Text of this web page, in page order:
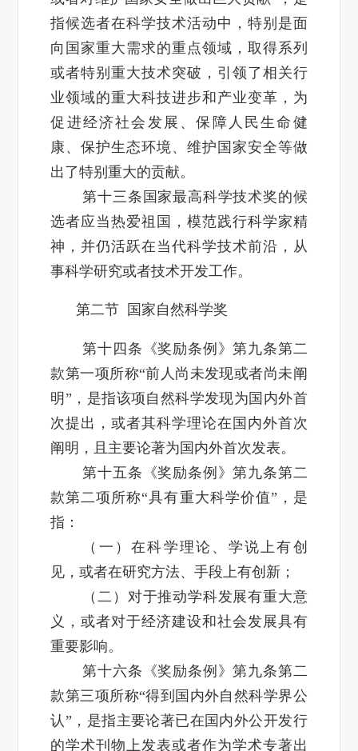
指候选者在科学技术活动中，特别是面
向国家重大需求的重点领域，取得系列
或者特别重大技术突破，引领了相关行
业领域的重大科技进步和产业变革，为
促进经济社会发展、保障人民生命健
康、保护生态环境、维护国家安全等做
出了特别重大的贡献。
第十三条国家最高科学技术奖的候
选者应当热爱祖国，模范践行科学家精
神，并仍活跃在当代科学技术前沿，从
事科学研究或者技术开发工作。
第二节 国家自然科学奖
第十四条《奖励条例》第九条第二
款第一项所称“前人尚未发现或者尚未阐
明”，是指该项自然科学发现为国内外首
次提出，或者其科学理论在国内外首次
阐明，且主要论著为国内外首次发表。
第十五条《奖励条例》第九条第二
款第二项所称“具有重大科学价值”，是
指：
（一）在科学理论、学说上有创
见，或者在研究方法、手段上有创新；
（二）对于推动学科发展有重大意
义，或者对于经济建设和社会发展具有
重要影响。
第十六条《奖励条例》第九条第二
款第三项所称“得到国内外自然科学界公
认”，是指主要论著已在国内外公开发行
的学术刊物上发表或者作为学术专著出